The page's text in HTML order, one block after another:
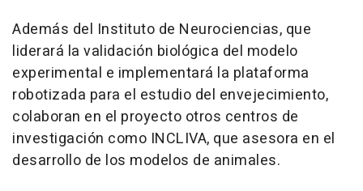
Además del Instituto de Neurociencias, que
liderará la validación biológica del modelo
experimental e implementará la plataforma
robotizada para el estudio del envejecimiento,
colaboran en el proyecto otros centros de
investigación como INCLIVA, que asesora en el
desarrollo de los modelos de animales.